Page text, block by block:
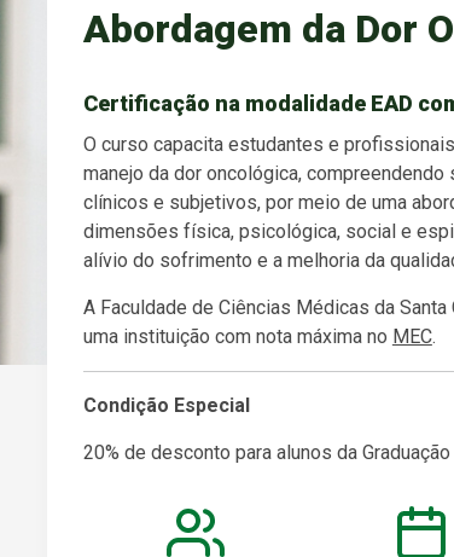
Abordagem da Dor
Certificação na modalidade EAD
O curso capacita estudantes e
manejo da dor oncológica,
clínicos e subjetivos, por meio de uma
dimensões física, psicológica, social e
alívio do sofrimento e a melhoria da
A Faculdade de Ciências Médicas da Santa
uma instituição com nota máxima no MEC.
Condição Especial
20% de desconto para alunos da Graduação